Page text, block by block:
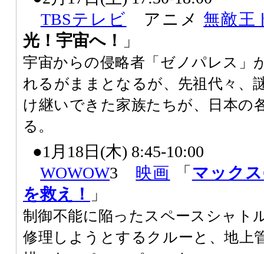
TBSテレビ アニメ無敵王
光！宇宙へ！
」
宇宙からの侵略者「ゼノパレス」
れるがままとなるが、先祖代々、
け継いできた家族たちが、日本の
る。
●1月18日(木) 8:45-10:00
WOWOW3 映画 「 マック
を救え！
」
制御不能に陥ったスペースシャト
修理しようとするクルーと、地上